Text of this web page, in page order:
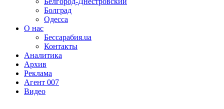
Болград
Одесса
О нас
Бессарабия.ua
Контакты
Аналитика
Архив
Реклама
Агент 007
Видео